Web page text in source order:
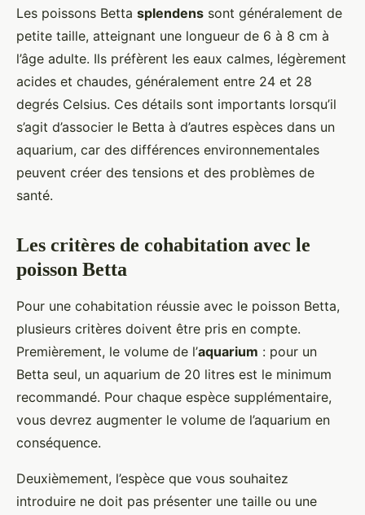
Les poissons Betta splendens sont généralement de
petite taille, atteignant une longueur de 6 à 8 cm à
l’âge adulte. Ils préfèrent les eaux calmes, légèrement
acides et chaudes, généralement entre 24 et 28
degrés Celsius. Ces détails sont importants lorsqu’il
s’agit d’associer le Betta à d’autres espèces dans un
aquarium, car des différences environnementales
peuvent créer des tensions et des problèmes de
santé.
Les critères de cohabitation avec le
poisson Betta
Pour une cohabitation réussie avec le poisson Betta,
plusieurs critères doivent être pris en compte.
Premièrement, le volume de l’aquarium : pour un
Betta seul, un aquarium de 20 litres est le minimum
recommandé. Pour chaque espèce supplémentaire,
vous devrez augmenter le volume de l’aquarium en
conséquence.
Deuxièmement, l’espèce que vous souhaitez
introduire ne doit pas présenter une taille ou une